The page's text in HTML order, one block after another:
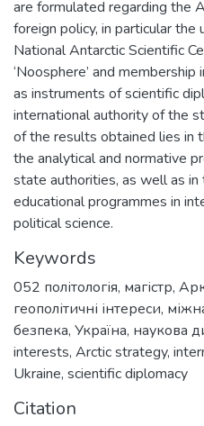
are formulated regarding the
foreign policy, in particular
National Antarctic Scientific
‘Noosphere’ and
as instruments of scientific
international authority of the
of the results obtained lies in
the analytical and normative
state authorities, as well as
educational programmes in
political science.
Keywords
052 політологія, магістр,
геополітичні інтереси,
безпека, Україна, наукова
interests, Arctic strategy,
Ukraine, scientific diplomacy
Citation